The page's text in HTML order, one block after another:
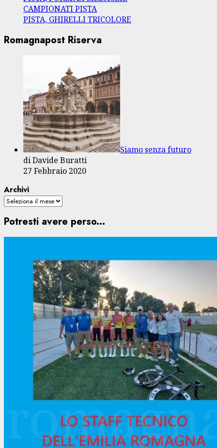
CAMPIONATI PISTA
PISTA, GHIRELLI TRICOLORE
Romagnapost Riserva
Siamo senza futuro
di Davide Buratti
27 Febbraio 2020
Archivi
Potresti avere perso...